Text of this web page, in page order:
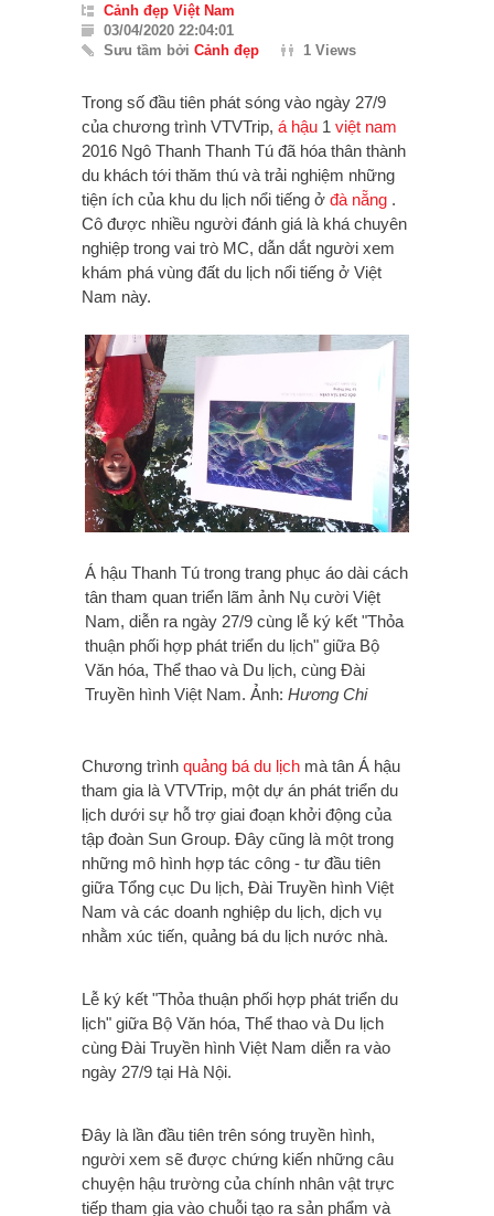
Cảnh đẹp Việt Nam
03/04/2020 22:04:01
Sưu tầm bởi Cảnh đẹp 1 Views
Trong số đầu tiên phát sóng vào ngày 27/9
của chương trình VTVTrip, á hậu 1 việt nam
2016 Ngô Thanh Thanh Tú đã hóa thân thành
du khách tới thăm thú và trải nghiệm những
tiện ích của khu du lịch nổi tiếng ở đà nẵng .
Cô được nhiều người đánh giá là khá chuyên
nghiệp trong vai trò MC, dẫn dắt người xem
khám phá vùng đất du lịch nổi tiếng ở Việt
Nam này.
Á hậu Thanh Tú trong trang phục áo dài cách
tân tham quan triển lãm ảnh Nụ cười Việt
Nam, diễn ra ngày 27/9 cùng lễ ký kết "Thỏa
thuận phối hợp phát triển du lịch" giữa Bộ
Văn hóa, Thể thao và Du lịch, cùng Đài
Truyền hình Việt Nam. Ảnh: Hương Chi
Chương trình quảng bá du lịch mà tân Á hậu
tham gia là VTVTrip, một dự án phát triển du
lịch dưới sự hỗ trợ giai đoạn khởi động của
tập đoàn Sun Group. Đây cũng là một trong
những mô hình hợp tác công - tư đầu tiên
giữa Tổng cục Du lịch, Đài Truyền hình Việt
Nam và các doanh nghiệp du lịch, dịch vụ
nhằm xúc tiến, quảng bá du lịch nước nhà.
Lễ ký kết "Thỏa thuận phối hợp phát triển du
lịch" giữa Bộ Văn hóa, Thể thao và Du lịch
cùng Đài Truyền hình Việt Nam diễn ra vào
ngày 27/9 tại Hà Nội.
Đây là lần đầu tiên trên sóng truyền hình,
người xem sẽ được chứng kiến những câu
chuyện hậu trường của chính nhân vật trực
tiếp tham gia vào chuỗi tạo ra sản phẩm và